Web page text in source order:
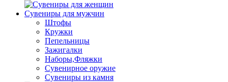
Сувениры для мужчин
Штофы
Кружки
Пепельницы
Зажигалки
Наборы,Фляжки
Сувенирное оружие
Сувениры из камня